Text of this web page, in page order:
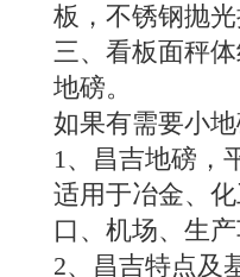
板，不锈钢抛
三、看板面秤
地磅。
如果有需要小
1、昌吉地磅，
适用于冶金、
口、机场、生
2、昌吉特点及